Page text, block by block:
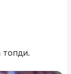
топди.